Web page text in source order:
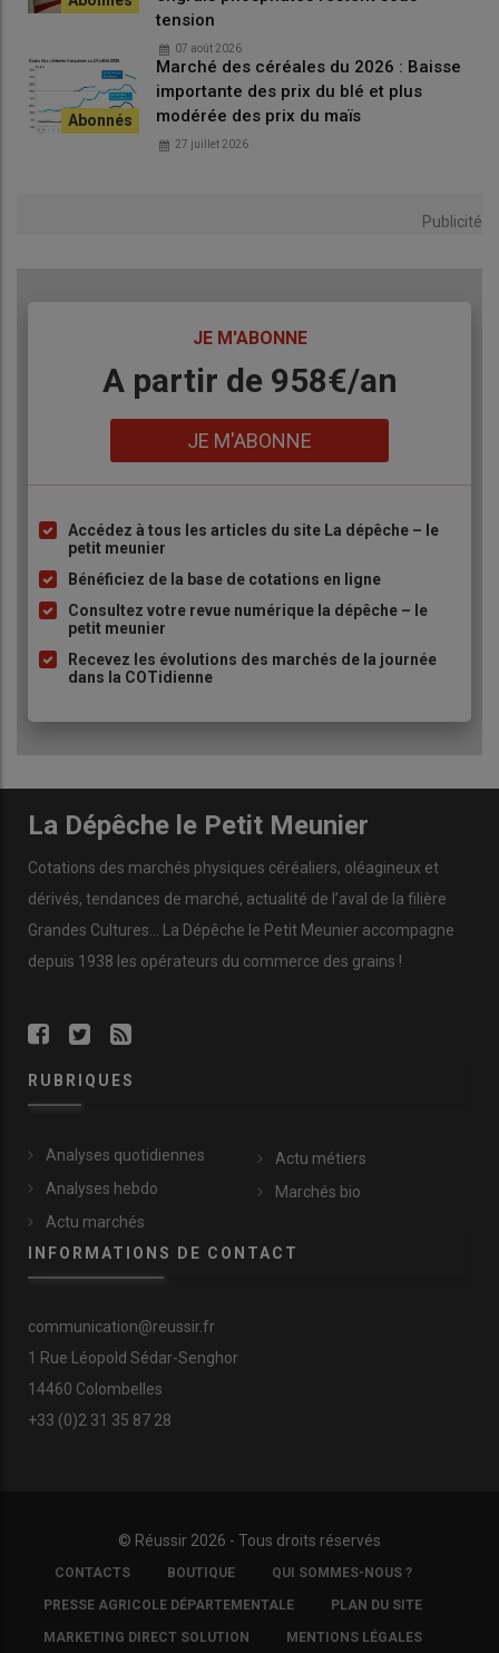
tension
07 août 2026
Marché des céréales du 2026 : Baisse
importante des prix du blé et plus
modérée des prix du maïs
27 juillet 2026
Publicité
JE M'ABONNE
BodyA partir de 958€/an
JE M'ABONNE
Liste
puce
Accédez à tous les articles du site La dépêche – le
petit meunier
Bénéficiez de la base de cotations en ligne
Consultez votre revue numérique la dépêche – le
petit meunier
Recevez les évolutions des marchés de la journée
dans la COTidienne
La Dépêche le Petit Meunier
Cotations des marchés physiques céréaliers, oléagineux et
dérivés, tendances de marché, actualité de l’aval de la filière
Grandes Cultures... La Dépêche le Petit Meunier accompagne
depuis 1938 les opérateurs du commerce des grains !
RUBRIQUES
Analyses quotidiennes
Analyses hebdo
Actu marchés
Actu métiers
Marchés bio
INFORMATIONS DE CONTACT
communication@reussir.fr
1 Rue Léopold Sédar-Senghor
14460 Colombelles
+33 (0)2 31 35 87 28
© Réussir 2026 - Tous droits réservés
FOOTER
COPYRIGHT
CONTACTS BOUTIQUE QUI SOMMES-NOUS ?
PRESSE AGRICOLE DÉPARTEMENTALE PLAN DU SITE
MARKETING DIRECT SOLUTION MENTIONS LÉGALES